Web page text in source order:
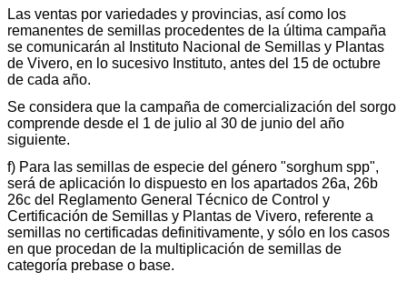
Las ventas por variedades y provincias, así como los
remanentes de semillas procedentes de la última campaña
se comunicarán al Instituto Nacional de Semillas y Plantas
de Vivero, en lo sucesivo Instituto, antes del 15 de octubre
de cada año.
Se considera que la campaña de comercialización del sorgo
comprende desde el 1 de julio al 30 de junio del año
siguiente.
f) Para las semillas de especie del género "sorghum spp",
será de aplicación lo dispuesto en los apartados 26a, 26b
26c del Reglamento General Técnico de Control y
Certificación de Semillas y Plantas de Vivero, referente a
semillas no certificadas definitivamente, y sólo en los casos
en que procedan de la multiplicación de semillas de
categoría prebase o base.